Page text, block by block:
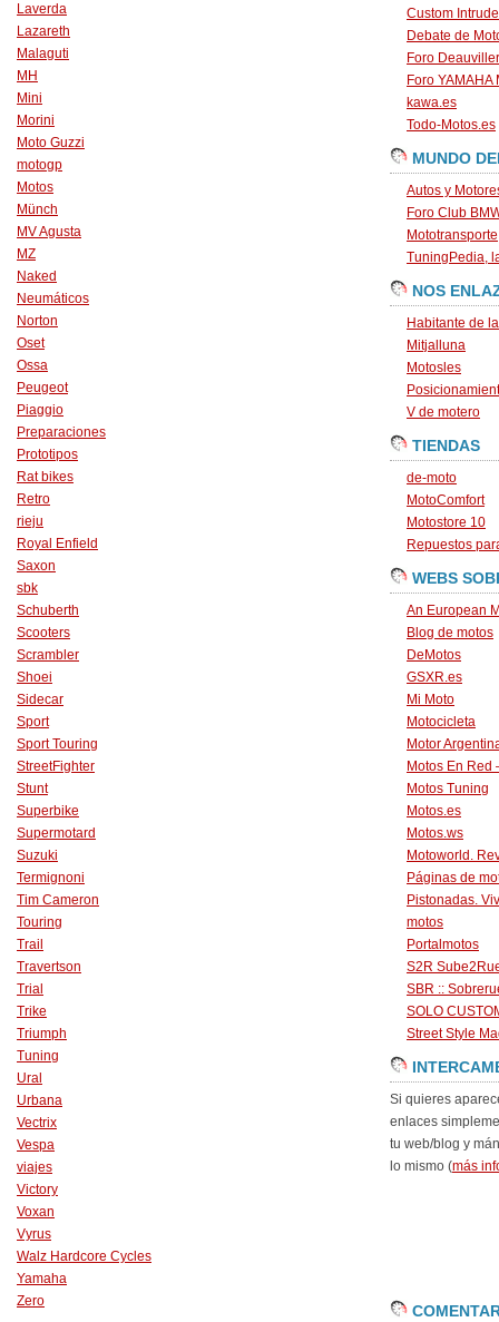
Laverda
Lazareth
Malaguti
MH
Mini
Morini
Moto Guzzi
motogp
Motos
Münch
MV Agusta
MZ
Naked
Neumáticos
Norton
Oset
Ossa
Peugeot
Piaggio
Preparaciones
Prototipos
Rat bikes
Retro
rieju
Royal Enfield
Saxon
sbk
Schuberth
Scooters
Scrambler
Shoei
Sidecar
Sport
Sport Touring
StreetFighter
Stunt
Superbike
Supermotard
Suzuki
Termignoni
Tim Cameron
Touring
Trail
Travertson
Trial
Trike
Triumph
Tuning
Ural
Urbana
Vectrix
Vespa
viajes
Victory
Voxan
Vyrus
Walz Hardcore Cycles
Yamaha
Zero
Custom
Debate de
Foro
Foro YAMAHA
kawa.es
Todo-Motos.es
MUNDO
Autos y
Foro Club
Mototransporte
TuningPedia,
NOS
Habitante de
Mitjalluna
Motosles
V de motero
TIENDAS
de-moto
MotoComfort
Motostore 10
Repuestos
WEBS
An European
Blog de motos
DeMotos
GSXR.es
Mi Moto
Motocicleta
Motor
Motos En Red
Motos Tuning
Motos.es
Motos.ws
Motoworld.
Páginas de
Pistonadas.
motos
Portalmotos
S2R
SBR ::
SOLO
Street Style
Si quieres
enlaces
tu web/blog y
lo mismo (más